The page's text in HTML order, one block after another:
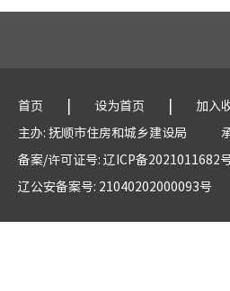
首页 | 设为首页 | 加入
主办: 抚顺市住房和城乡建设局
备案/许可证号: 辽ICP备2021011682
辽公安备案号: 21040202000093号